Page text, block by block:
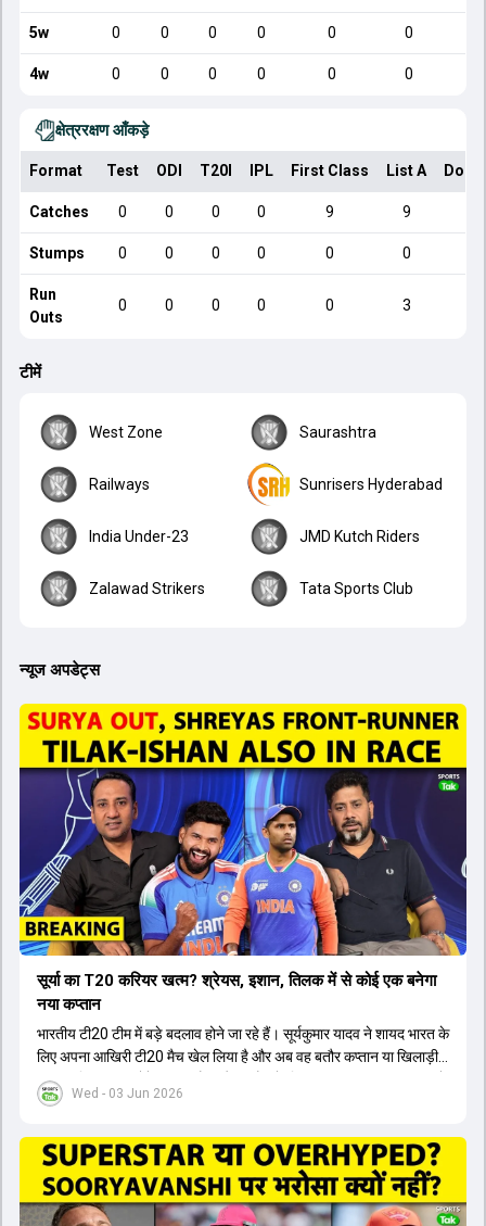
5w 0 0 0 0 0 0
4w 0 0 0 0 0 0
क्षेत्ररक्षण आँकड़े
Format Test ODI T20I IPL First Class List A
Catches 0 0 0 0 9 9
Stumps 0 0 0 0 0 0
Run
Outs
0 0 0 0 0 3
टीमें
West Zone Saurashtra
Railways Sunrisers Hyderabad
India Under-23 JMD Kutch Riders
Zalawad Strikers Tata Sports Club
न्यूज अपडेट्स
Wed - 03 Jun 2026
सूर्या का T20 करियर खत्म? श्रेयस, इशान, तिलक में से कोई एक बनेगा
नया कप्तान
भारतीय टी20 टीम में बड़े बदलाव होने जा रहे हैं। सूर्यकुमार यादव ने शायद भारत के
लिए अपना आखिरी टी20 मैच खेल लिया है और अब वह बतौर कप्तान या खिलाड़ी
टीम का हिस्सा नहीं होंगे। आयरलैंड और इंग्लैंड के खिलाफ आगामी टी20 सीरीज के
लिए नए कप्तान की तलाश जारी है। इस रेस में श्रेयस अय्यर सबसे आगे चल रहे
पटेल इस रेस में काफी पीछे हैं, जबकि संजू सैमसन और रजत पाटीदार कप्तानी की
दौड़ से बाहर हैं। आगामी सीरीज के लिए वैभव सूर्यवंशी को तीसरे ओपनर के तौर पर
टीम में शामिल किया जाएगा, जबकि अभिषेक शर्मा और संजू सैमसन पहली पसंद
होंगे। इसके अलावा नीतीश रेड्डी को बतौर ऑलराउंडर ज्यादा मौके मिलेंगे। अजीत